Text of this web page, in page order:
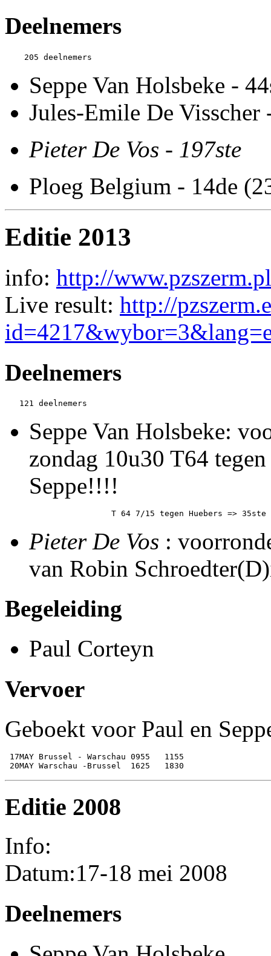
Deelnemers
Seppe Van Holsbeke -
Jules-Emile De Visscher
Pieter De Vos - 197ste
Ploeg Belgium - 14de
Editie 2013
info: http://
Live result: http://
Deelnemers
Seppe Van Holsbeke:
zondag 10u30 T64
Seppe!!!!
Pieter De Vos :
van Robin
Begeleiding
Paul Corteyn
Vervoer
Geboekt voor Paul en
17MAY Brussel - Warschau 0955   1155
Editie 2008
Info:
Datum:17-18 mei 2008
Deelnemers